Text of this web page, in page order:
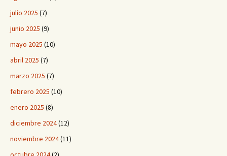
julio 2025 (7)
junio 2025 (9)
mayo 2025 (10)
abril 2025 (7)
marzo 2025 (7)
febrero 2025 (10)
enero 2025 (8)
diciembre 2024(12)
noviembre 2024(11)